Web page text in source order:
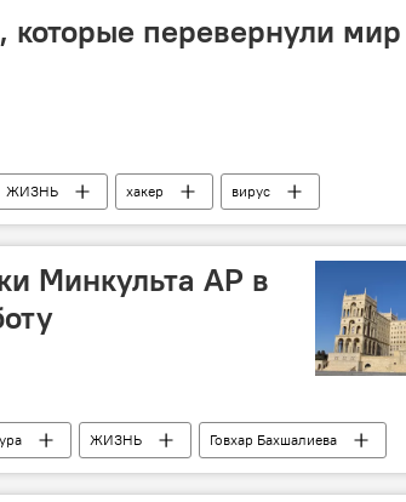
перевернули мир
ЖИЗНЬ хакер вирус
Минкульта АР в
ЖИЗНЬ
Говхар Бахшалиева
и туризма АР Реформы Увольнения